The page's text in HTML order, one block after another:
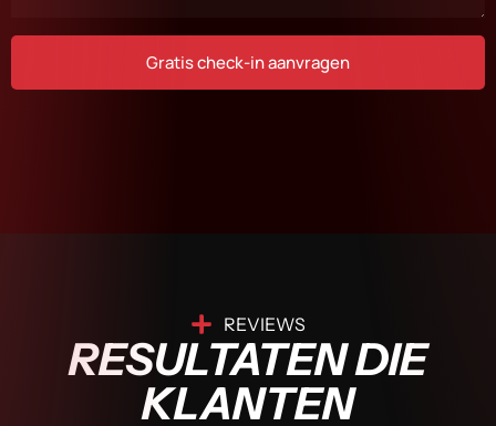
Gratis check-in aanvragen
REVIEWS
RESULTATEN DIE
KLANTEN